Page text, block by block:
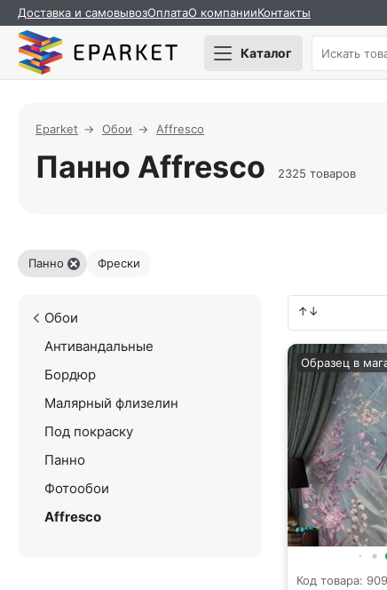
Доставка и самовывозОплатаО компанииКонтакты
Каталог
Eparket Обои Affresco
Панно Affresco 2325 товаров
Панно Фрески
Обои
Антивандальные
Бордюр
Малярный флизелин
Под покраску
Панно
Фотообои
Affresco
Код товара:
Образец в